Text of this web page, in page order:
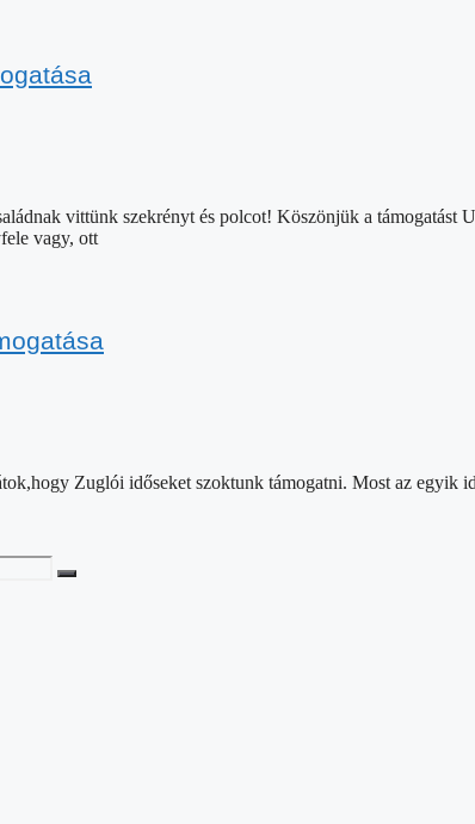
vittünk szekrényt és polcot! Köszönjük a
vagy, ott
Zuglói időseket szoktunk támogatni. Most az egyik